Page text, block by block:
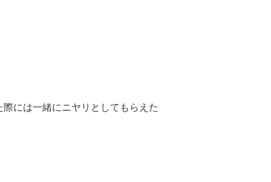
には一緒にニヤリとしてもらえた